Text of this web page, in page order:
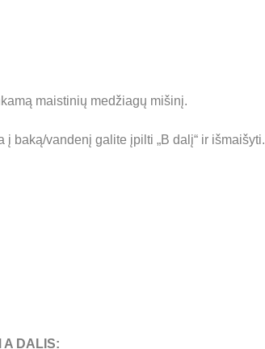
maistinių medžiagų mišinį.
į baką/vandenį galite įpilti „B dalį“ ir išmaišyti.
A DALIS: